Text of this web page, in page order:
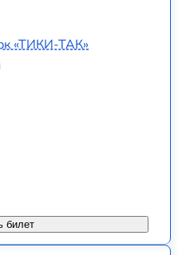
«ТИКИ-ТАК»
билет